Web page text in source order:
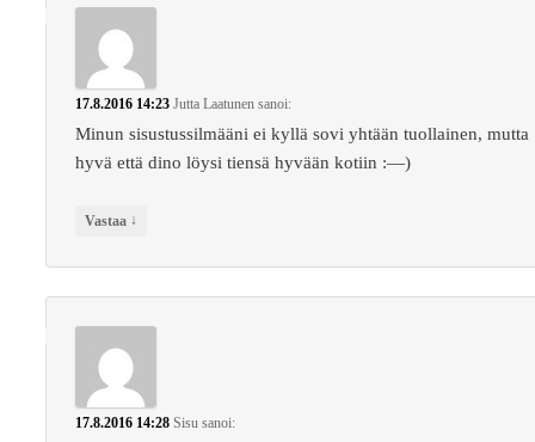
17.8.2016 14:23 Jutta Laatunen sanoi:
Minun sisustussilmääni ei kyllä sovi yhtään tuollainen, mutta
hyvä että dino löysi tiensä hyvään kotiin :—)
Vastaa ↓
17.8.2016 14:28 Sisu sanoi: